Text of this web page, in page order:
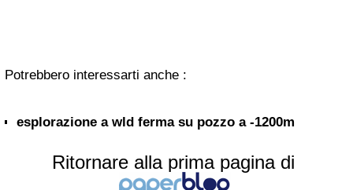
Potrebbero interessarti anche :
esplorazione a wld ferma su pozzo a -1200m
Ritornare alla prima pagina di